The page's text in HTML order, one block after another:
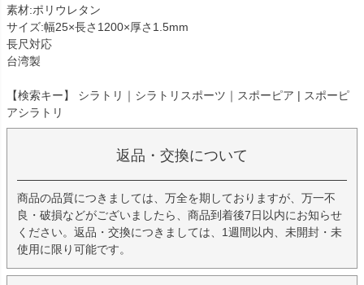
素材:ポリウレタン
サイズ:幅25×長さ1200×厚さ1.5mm
長尺対応
台湾製
【検索キー】 シラトリ｜シラトリスポーツ｜スポーピア | スポーピ
アシラトリ
返品・交換について
商品の品質につきましては、万全を期しておりますが、万一不
良・破損などがございましたら、商品到着後7日以内にお知らせ
ください。返品・交換につきましては、1週間以内、未開封・未
使用に限り可能です。